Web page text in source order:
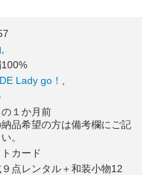
一式をお送りいたしま
たら、お気軽にご相談く
ましょう！当日の着付
ご準備をお願いします。
Lady go！
１か月前
品希望の方は備考欄にご記
。
カード
点レンタル＋和装小物12